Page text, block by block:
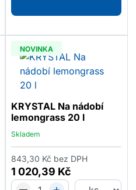
NOVINKA
KRYSTAL Na nádobí
lemongrass 20 l
Skladem
1 020,39 Kč
843,30 Kč bez DPH